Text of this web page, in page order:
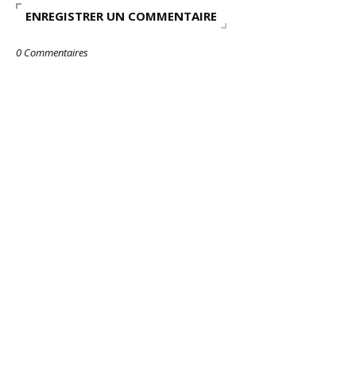
ENREGISTRER UN COMMENTAIRE
0 Commentaires